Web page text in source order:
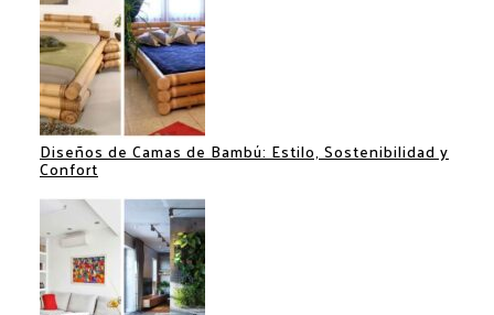
Diseños de Camas de Bambú: Estilo, Sostenibilidad y
Confort